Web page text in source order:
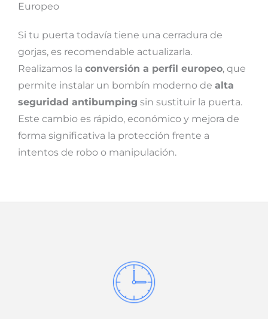
Europeo
Si tu puerta todavía tiene una cerradura de
gorjas, es recomendable actualizarla.
Realizamos la conversión a perfil europeo, que
permite instalar un bombín moderno de alta
seguridad antibumping sin sustituir la puerta.
Este cambio es rápido, económico y mejora de
forma significativa la protección frente a
intentos de robo o manipulación.